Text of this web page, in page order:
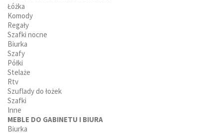
Łóżka
Komody
Regały
Szafki nocne
Biurka
Szafy
Półki
Stelaże
Rtv
Szuflady do łożek
Szafki
Inne
MEBLE DO GABINETU I BIURA
Biurka